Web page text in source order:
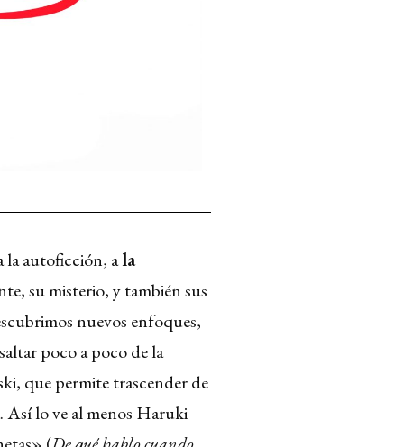
la autoficción, ala
su misterio, y también sus
nuevos enfoques,
poco a poco de la
que permite trascender de
Así lo ve al menos Haruki